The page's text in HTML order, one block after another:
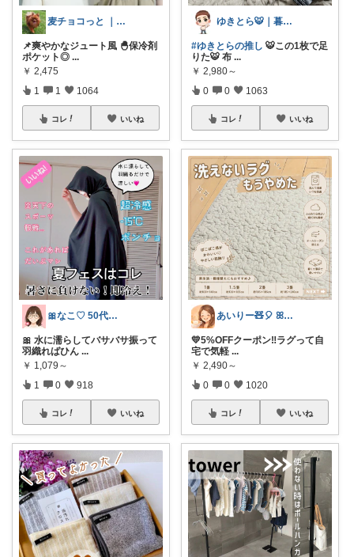
麦チョコっと ｜ キッズ＆ベビー 夏
📌爽やかなジュート風 🐣保冷剤
ポケット◎ ...
￥ 2,475
1 1 1064
コレ いいね
🎀なこ♡︎ 50代主婦の"買って正解"
🎀 水に濡らしてバサバサ振って
羽織ればひん ...
￥ 1,079～
1 0 918
コレ いいね
ゆきとら🐯｜暮らしをラクにしたいパパ
#ゆきとらの推し 🐯この1枚で足
りた🐯 布 ...
￥ 2,980～
0 0 1063
コレ いいね
あいりー🧸🎈 ꕤ毎日を快適にꕤ
💛5%OFFクーポン‼️ラグって自
宅で気軽 ...
￥ 2,490～
0 0 1020
コレ いいね